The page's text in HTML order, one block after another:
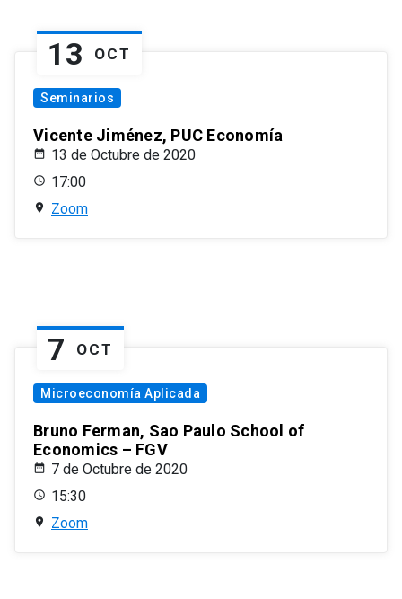
13 OCT
Seminarios
Vicente Jiménez, PUC Economía
13 de Octubre de 2020
17:00
Zoom
7 OCT
Microeconomía Aplicada
Bruno Ferman, Sao Paulo School of
Economics – FGV
7 de Octubre de 2020
15:30
Zoom